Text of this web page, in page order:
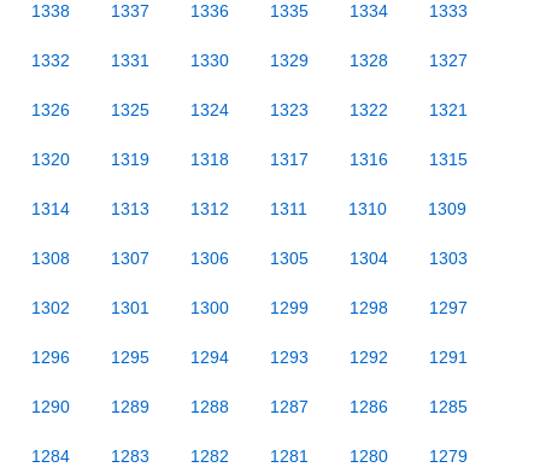
1338 1337 1336 1335 1334 1333
1332 1331 1330 1329 1328 1327
1326 1325 1324 1323 1322 1321
1320 1319 1318 1317 1316 1315
1314 1313 1312 1311 1310 1309
1308 1307 1306 1305 1304 1303
1302 1301 1300 1299 1298 1297
1296 1295 1294 1293 1292 1291
1290 1289 1288 1287 1286 1285
1284 1283 1282 1281 1280 1279